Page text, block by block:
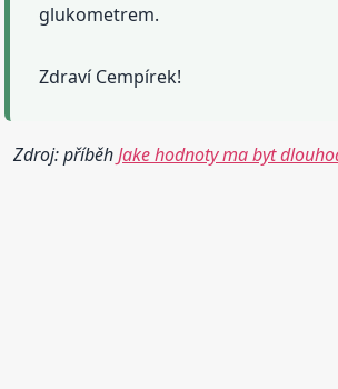
glukometrem.
Zdraví Cempírek!
Zdroj: příběhJake hodnoty ma byt